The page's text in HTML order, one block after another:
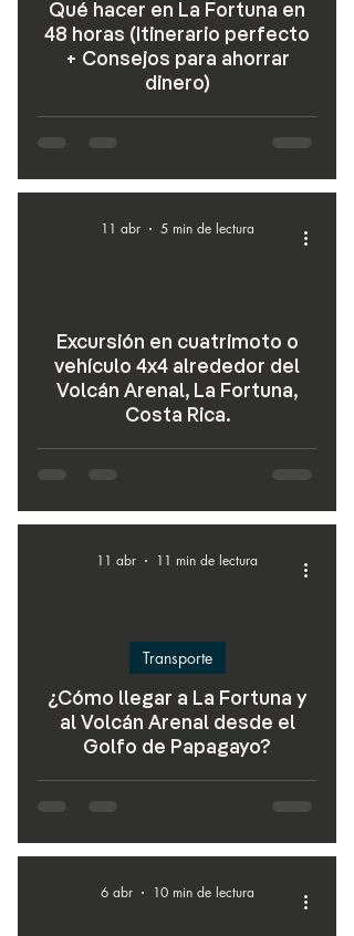
Qué hacer en La Fortuna en
48 horas (Itinerario perfecto
+ Consejos para ahorrar
dinero)
Excursión en cuatrimoto o
vehículo 4x4 alrededor del
Volcán Arenal, La Fortuna,
Costa Rica.
11 abr 5 min de lectura
¿Cómo llegar a La Fortuna y
al Volcán Arenal desde el
Golfo de Papagayo?
Transporte
11 abr 11 min de lectura
6 abr 10 min de lectura